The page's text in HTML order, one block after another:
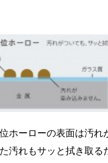
ホーローの表面は汚れ
汚れもサッと拭き取